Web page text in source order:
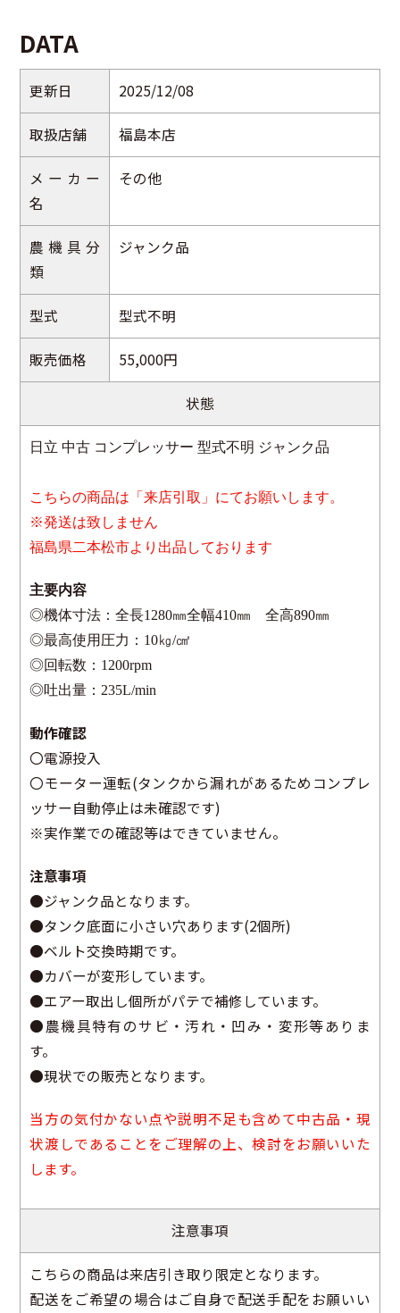
DATA
更新日 2025/12/08
取扱店舗 福島本店
メーカー
名
その他
農機具分
類
ジャンク品
型式 型式不明
販売価格 55,000円
状態
日立 中古 コンプレッサー 型式不明 ジャンク品
こちらの商品は「来店引取」にてお願いします。
※発送は致しません
福島県二本松市より出品しております
主要内容
◎機体寸法：全長1280㎜全幅410㎜ 全高890㎜
◎最高使用圧力：10㎏/㎠
◎回転数：1200rpm
◎吐出量：235L/min
動作確認
〇電源投入
〇モーター運転(タンクから漏れがあるためコンプレ
ッサー自動停止は未確認です)
※実作業での確認等はできていません。
注意事項
●ジャンク品となります。
●タンク底面に小さい穴あります(2個所)
●ベルト交換時期です。
●カバーが変形しています。
●エアー取出し個所がパテで補修しています。
●農機具特有のサビ・汚れ・凹み・変形等ありま
す。
●現状での販売となります。
当方の気付かない点や説明不足も含めて中古品・現
状渡しであることをご理解の上、検討をお願いいた
します。
注意事項
こちらの商品は来店引き取り限定となります。
配送をご希望の場合はご自身で配送手配をお願いい